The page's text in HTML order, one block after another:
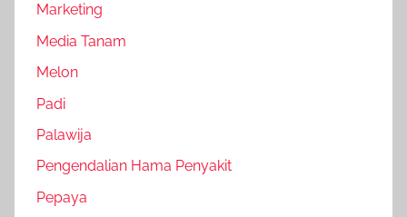
Marketing
Media Tanam
Melon
Padi
Palawija
Pengendalian Hama Penyakit
Pepaya